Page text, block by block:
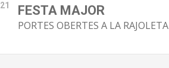
21 FESTA MAJOR
PORTES OBERTES A LA RAJOLETA